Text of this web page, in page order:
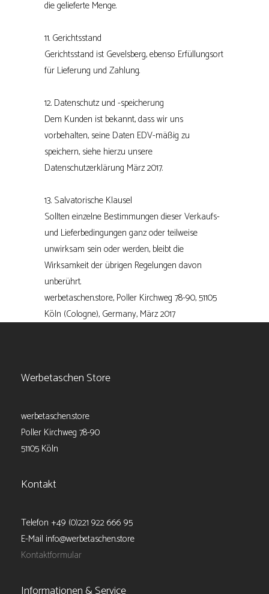
die gelieferte Menge.
11. Gerichtsstand
Gerichtsstand ist Gevelsberg, ebenso Erfüllungsort
für Lieferung und Zahlung.
12. Datenschutz und -speicherung
Dem Kunden ist bekannt, dass wir uns
vorbehalten, seine Daten EDV-mäßig zu
speichern, siehe hierzu unsere
Datenschutzerklärung März 2017.
13. Salvatorische Klausel
Sollten einzelne Bestimmungen dieser Verkaufs-
und Lieferbedingungen ganz oder teilweise
unwirksam sein oder werden, bleibt die
Wirksamkeit der übrigen Regelungen davon
unberührt.
werbetaschen.store, Poller Kirchweg 78-90, 51105
Köln (Cologne), Germany, März 2017
Werbetaschen Store
werbetaschen.store
Poller Kirchweg 78-90
51105 Köln
Kontakt
Telefon +49 (0)221 922 666 95
E-Mail info@werbetaschen.store
Kontaktformular